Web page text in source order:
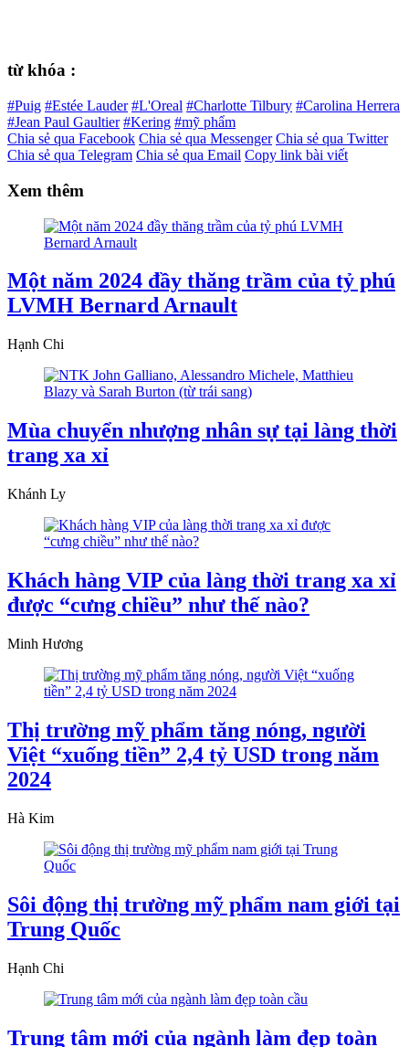
từ khóa :
#Puig #Estée Lauder #L'Oreal #Charlotte Tilbury #Carolina Herrera
#Jean Paul Gaultier #Kering #mỹ phẩm
Chia sẻ qua Facebook Chia sẻ qua Messenger Chia sẻ qua Twitter
Chia sẻ qua Telegram Chia sẻ qua Email Copy link bài viết
Xem thêm
Một năm 2024 đầy thăng trầm của tỷ phú
LVMH Bernard Arnault
Hạnh Chi
Mùa chuyển nhượng nhân sự tại làng thời
trang xa xỉ
Khánh Ly
Khách hàng VIP của làng thời trang xa xỉ
được “cưng chiều” như thế nào?
Minh Hương
Thị trường mỹ phẩm tăng nóng, người
Việt “xuống tiền” 2,4 tỷ USD trong năm
2024
Hà Kim
Sôi động thị trường mỹ phẩm nam giới tại
Trung Quốc
Hạnh Chi
Trung tâm mới của ngành làm đẹp toàn